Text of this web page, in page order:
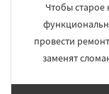
Чтобы старое
провести
заменят